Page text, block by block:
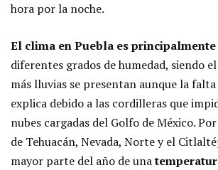
hora por la noche.
El clima en Puebla es
diferentes grados de humedad, siendo
más lluvias se presentan aunque la falta
explica debido a las cordilleras que
nubes cargadas del Golfo de México.
de Tehuacán, Nevada, Norte y el
mayor parte del año de una